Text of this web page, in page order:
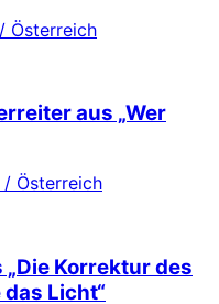
Österreich
aus „Wer
Österreich
Korrektur des
das Licht“